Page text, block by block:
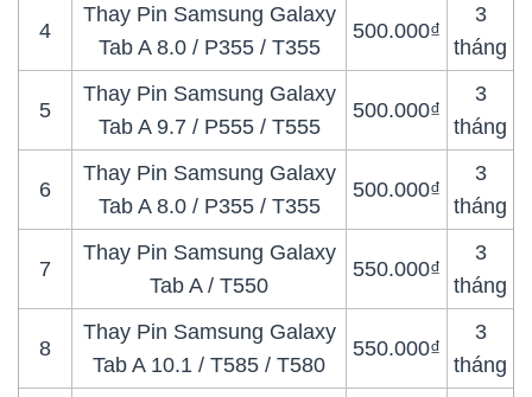
4
Thay Pin Samsung Galaxy
Tab A 8.0 / P355 / T355
500.000₫
3
tháng
5
Thay Pin Samsung Galaxy
Tab A 9.7 / P555 / T555
500.000₫
3
tháng
6
Thay Pin Samsung Galaxy
Tab A 8.0 / P355 / T355
500.000₫
3
tháng
7
Thay Pin Samsung Galaxy
Tab A / T550
550.000₫
3
tháng
8
Thay Pin Samsung Galaxy
Tab A 10.1 / T585 / T580
550.000₫
3
tháng